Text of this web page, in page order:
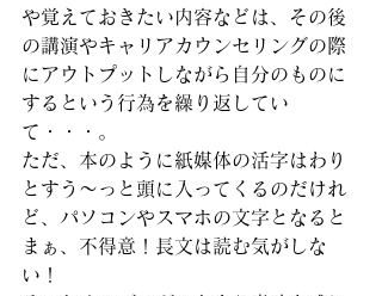
や覚えておきたい内容などは、その後
の講演やキャリアカウンセリングの際
にアウトプットしながら自分のものに
するという行為を繰り返してい
て・・・。
ただ、本のように紙媒体の活字はわり
とすう～っと頭に入ってくるのだけれ
ど、パソコンやスマホの文字となると
まぁ、不得意！長文は読む気がしな
い！